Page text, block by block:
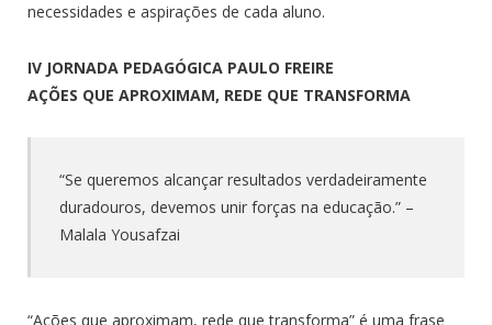
necessidades e aspirações de cada aluno.
IV JORNADA PEDAGÓGICA PAULO FREIRE
AÇÕES QUE APROXIMAM, REDE QUE TRANSFORMA
“Se queremos alcançar resultados verdadeiramente
duradouros, devemos unir forças na educação.” –
Malala Yousafzai
“Ações que aproximam, rede que transforma” é uma frase